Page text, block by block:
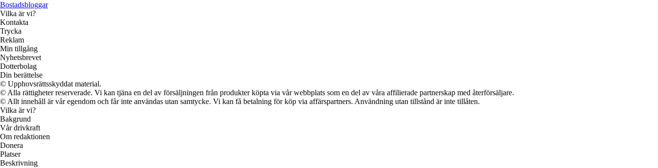
Bostadsbloggar
Vilka är vi?
Kontakta
Trycka
Reklam
Min tillgång
Nyhetsbrevet
Dotterbolag
Din berättelse
© Upphovsrättsskyddat material.
© Alla rättigheter reserverade. Vi kan tjäna en del av försäljningen från produkter köpta via vår webbplats som en del av våra affilierade partnerskap med återförsäljare.
© Allt innehåll är vår egendom och får inte användas utan samtycke. Vi kan få betalning för köp via affärspartners. Användning utan tillstånd är inte tillåten.
Vilka är vi?
Bakgrund
Vår drivkraft
Om redaktionen
Donera
Platser
Beskrivning